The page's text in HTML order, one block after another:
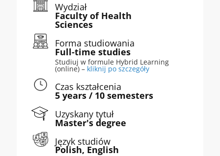
Wydział
Faculty of Health
Sciences
Forma studiowania
Full-time studies
Studiuj w formule Hybrid Learning
(online) – kliknij po szczegóły
Czas kształcenia
5 years / 10 semesters
Uzyskany tytuł
Master's degree
Język studiów
Polish, English